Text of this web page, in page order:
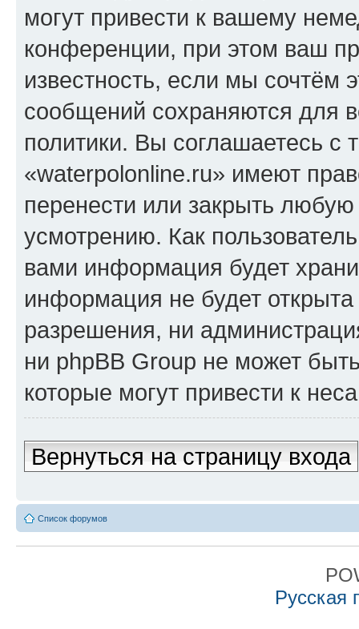
могут привести к вашему
конференции, при этом ваш
известность, если мы сочтём
сообщений сохраняются для
политики. Вы соглашаетесь
«waterpolonline.ru» имеют
перенести или закрыть
усмотрению. Как
вами информация будет
информация не будет
разрешения, ни
ни phpBB Group не может
которые могут привести к
Вернуться на страницу входа
Список форумов
Русская